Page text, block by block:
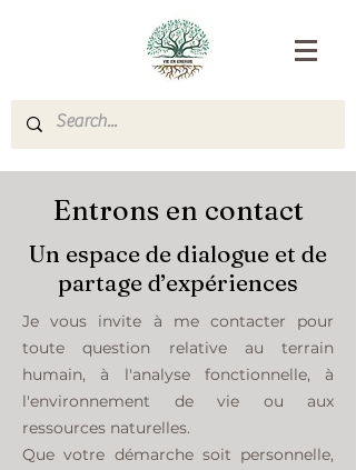
Entrons en contact
Un espace de dialogue et de
partage d’expériences
Je vous invite à me contacter pour
toute question relative au terrain
humain, à l'analyse fonctionnelle, à
l'environnement de vie ou aux
ressources naturelles.
Que votre démarche soit personnelle,